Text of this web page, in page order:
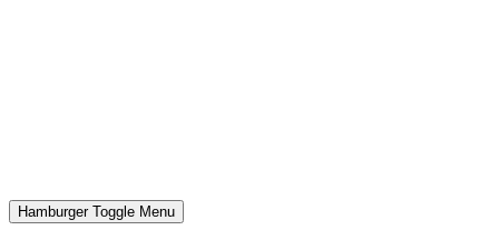
Hamburger Toggle Menu